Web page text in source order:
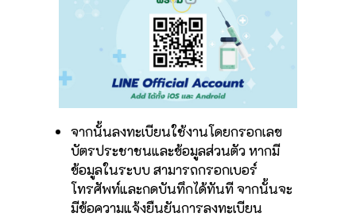
จากนั้นลงทะเบียนใช้งานโดยกรอกเลข
บัตรประชาชนและข้อมูลส่วนตัว หากมี
ข้อมูลในระบบ สามารถกรอกเบอร์
โทรศัพท์และกดบันทึกได้ทันที จากนั้นจะ
มีข้อความแจ้งยืนยันการลงทะเบียน